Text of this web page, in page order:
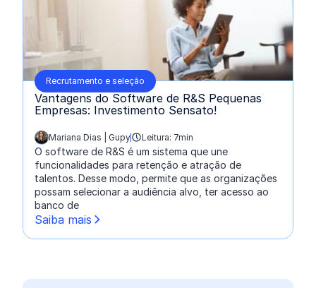
Recrutamento e seleção
Vantagens do Software de R&S Pequenas
Empresas: Investimento Sensato!
escrito por:
Mariana Dias | Gupy Leitura: 7min
O software de R&S é um sistema que une
funcionalidades para retenção e atração de
talentos. Desse modo, permite que as organizações
possam selecionar a audiência alvo, ter acesso ao
banco de
Saiba mais